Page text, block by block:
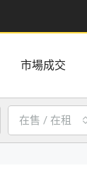
市場成交
在售 / 在租